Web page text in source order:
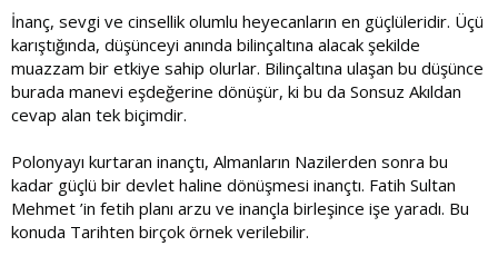
i
İnanç, sevgi ve cinsellik olumlu heyecanların en güçlüleridir. Üçü
karıştığında, düşünceyi anında bilinçaltına alacak şekilde
muazzam bir etkiye sahip olurlar. Bilinçaltına ulaşan bu düşünce
burada manevi eşdeğerine dönüşür, ki bu da Sonsuz Akıldan
cevap alan tek biçimdir.
Polonyayı kurtaran inançtı, Almanların Nazilerden sonra bu
kadar güçlü bir devlet haline dönüşmesi inançtı. Fatih Sultan
Mehmet ’in fetih planı arzu ve inançla birleşince işe yaradı. Bu
konuda Tarihten birçok örnek verilebilir.